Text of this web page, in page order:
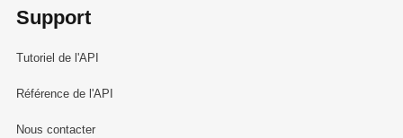
Support
Tutoriel de l'API
Référence de l'API
Nous contacter